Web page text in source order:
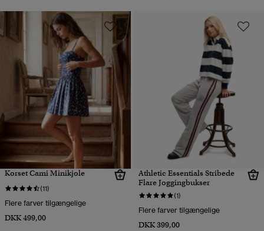
Korset Cami Minikjole
(11)
Flere farver tilgængelige
DKK 499,00
Athletic Essentials Stribede
Flare Joggingbukser
(1)
Flere farver tilgængelige
DKK 399,00